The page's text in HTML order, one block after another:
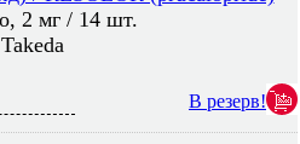
2 мг / 14 шт.
Takeda
В резерв!